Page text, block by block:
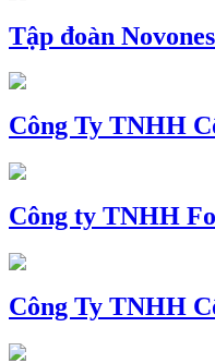
Tập đoàn
Công Ty TNHH
Công ty TNHH
Công Ty TNHH